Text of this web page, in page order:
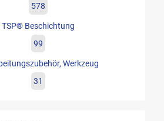
578
TSP® Beschichtung
99
Werkzeug
31